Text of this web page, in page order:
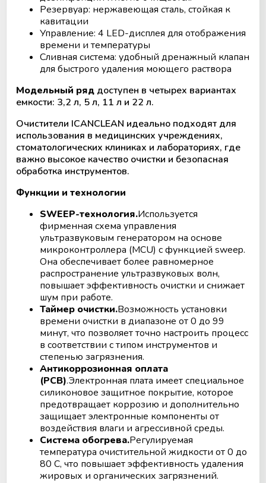
Резервуар: нержавеющая сталь, стойкая к
кавитации
Управление: 4 LED-дисплея для отображения
времени и температуры
Сливная система: удобный дренажный клапан
для быстрого удаления моющего раствора
Модельный ряд доступен в четырех вариантах
емкости: 3,2 л, 5 л, 11 л и 22 л.
Очистители ICANCLEAN идеально подходят для
использования в медицинских учреждениях,
стоматологических клиниках и лабораториях, где
важно высокое качество очистки и безопасная
обработка инструментов.
Функции и технологии
SWEEP-технология.Используется
фирменная схема управления
ультразвуковым генератором на основе
микроконтроллера (MCU) с функцией sweep.
Она обеспечивает более равномерное
распространение ультразвуковых волн,
повышает эффективность очистки и снижает
шум при работе.
Таймер очистки.Возможность установки
времени очистки в диапазоне от 0 до 99
минут, что позволяет точно настроить процесс
в соответствии с типом инструментов и
степенью загрязнения.
Антикоррозионная оплата
(PCB).Электронная плата имеет специальное
силиконовое защитное покрытие, которое
предотвращает коррозию и дополнительно
защищает электронные компоненты от
воздействия влаги и агрессивной среды.
Система обогрева.Регулируемая
температура очистительной жидкости от 0 до
80 С, что повышает эффективность удаления
жировых и органических загрязнений.